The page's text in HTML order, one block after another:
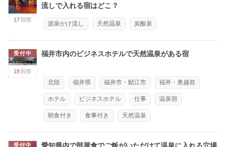
17 回答
流しで入れる宿はどこ？
源泉かけ流し 天然温泉 炭酸泉
受付中
18 回答
福井市内のビジネスホテルで天然温泉がある宿
北陸 福井県 福井市・鯖江市 福井・奥越前
ホテル ビジネスホテル 仕事 温泉宿
朝食付き 食事付き 天然温泉
受付中